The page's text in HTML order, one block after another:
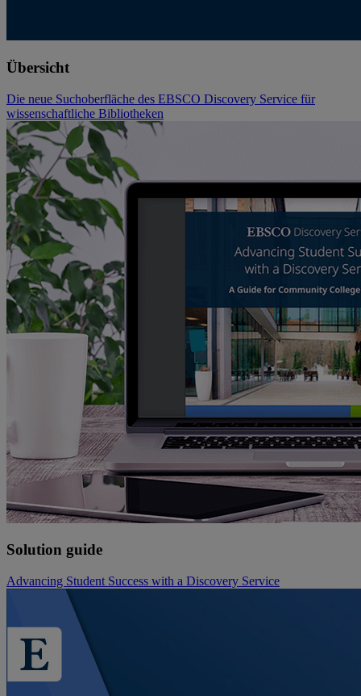
Übersicht
Die neue Suchoberfläche des EBSCO Discovery Service für
wissenschaftliche Bibliotheken
Solution guide
Advancing Student Success with a Discovery Service